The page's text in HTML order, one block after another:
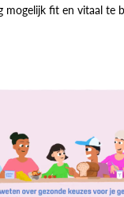
mogelijk fit en vitaal te